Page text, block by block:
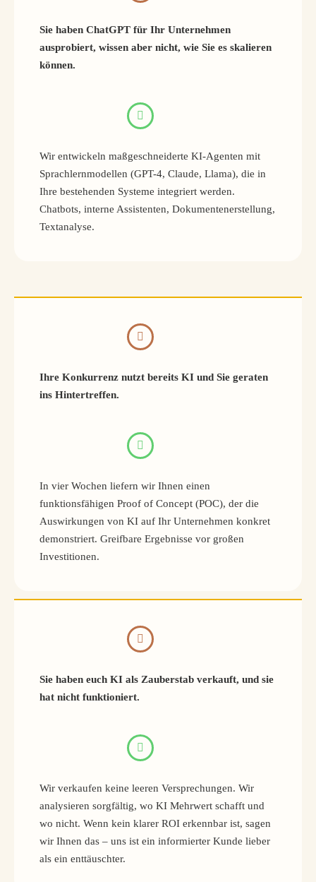
Sie haben ChatGPT für Ihr Unternehmen
ausprobiert, wissen aber nicht, wie Sie es skalieren
können.
Wir entwickeln maßgeschneiderte KI-Agenten mit
Sprachlernmodellen (GPT-4, Claude, Llama), die in
Ihre bestehenden Systeme integriert werden.
Chatbots, interne Assistenten, Dokumentenerstellung,
Textanalyse.
Ihre Konkurrenz nutzt bereits KI und Sie geraten
ins Hintertreffen.
In vier Wochen liefern wir Ihnen einen
funktionsfähigen Proof of Concept (POC), der die
Auswirkungen von KI auf Ihr Unternehmen konkret
demonstriert. Greifbare Ergebnisse vor großen
Investitionen.
Sie haben euch KI als Zauberstab verkauft, und sie
hat nicht funktioniert.
Wir verkaufen keine leeren Versprechungen. Wir
analysieren sorgfältig, wo KI Mehrwert schafft und
wo nicht. Wenn kein klarer ROI erkennbar ist, sagen
wir Ihnen das – uns ist ein informierter Kunde lieber
als ein enttäuschter.